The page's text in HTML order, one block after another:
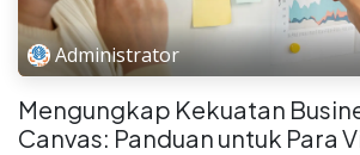
Administrator
Mengungkap Kekuatan
Canvas: Panduan untuk Para